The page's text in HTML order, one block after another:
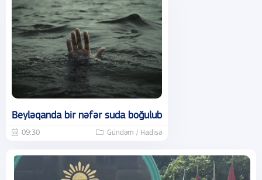
Beyləqanda bir nəfər suda boğulub
09:30 Gündəm / Hadisə